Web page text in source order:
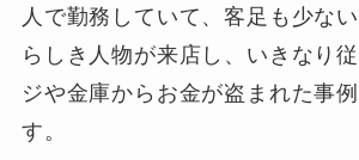
人で勤務していて、客足も少な
らしき人物が来店し、いきなり
ジや金庫からお金が盗まれた事
す。